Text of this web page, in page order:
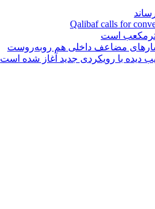
Qalibaf calls for
فشارهای مضاعف داخلی هم روبه‌روست
دیده با رویکردی جدید آغاز شده است